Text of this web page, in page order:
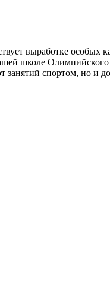
выработке особых
школе
спортом, но и